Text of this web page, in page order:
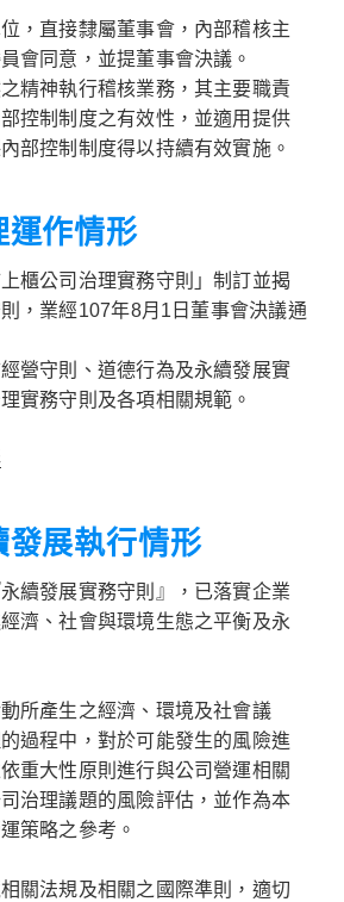
，直接隸屬董事會，內部稽核主
會同意，並提董事會決議。
精神執行稽核業務，其主要職責
控制制度之有效性，並適用提供
部控制制度得以持續有效實施。
運作情形
櫃公司治理實務守則」制訂並揭
，業經107年8月1日董事會決議通
營守則、道德行為及永續發展實
實務守則及各項相關規範。
發展執行情形
續發展實務守則』，已落實企業
濟、社會與環境生態之平衡及永
所產生之經濟、環境及社會議
過程中，對於可能發生的風險進
重大性原則進行與公司營運相關
治理議題的風險評估，並作為本
策略之參考。
關法規及相關之國際準則，適切